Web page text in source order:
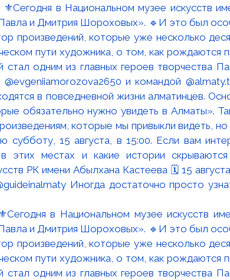
в Национальном музее искусств
и Дмитрия Шороховых». 🔹И это был
которые уже несколько
пути художника, о том, как рождаются
одним из главных героев творчества